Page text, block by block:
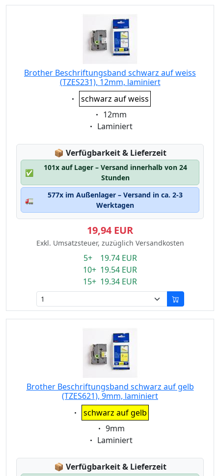
Brother Beschriftungsband schwarz auf weiss
(TZES231), 12mm, laminiert
Eigenschaft:
schwarz auf weiss
Eigenschaft:
12mm
Eigenschaft:
Laminiert
📦 Lagerstatus:
Verfügbarkeit & Lieferzeit
✅
101x auf Lager – Versand innerhalb von 24
Stunden
🚛
577x im Außenlager – Versand in ca. 2-3
Werktagen
19,94 EUR
Exkl. Umsatzsteuer, zuzüglich Versandkosten
5+ 19.74 EUR
10+ 19.54 EUR
15+ 19.34 EUR
Brother Beschriftungsband schwarz auf gelb
(TZES621), 9mm, laminiert
Eigenschaft:
schwarz auf gelb
Eigenschaft:
9mm
Eigenschaft:
Laminiert
📦 Lagerstatus:
Verfügbarkeit & Lieferzeit